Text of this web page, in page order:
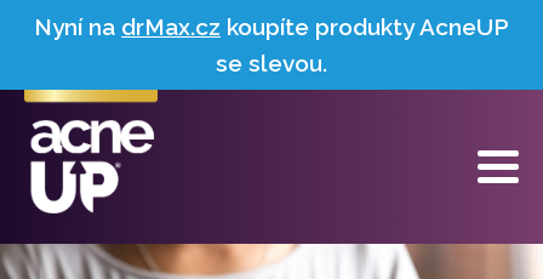
Nyní na drMax.cz koupíte produkty AcneUP
se slevou.